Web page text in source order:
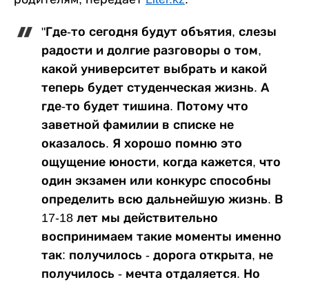
"Где-то сегодня будут объятия, слезы
радости и долгие разговоры о том,
какой университет выбрать и какой
теперь будет студенческая жизнь. А
где-то будет тишина. Потому что
заветной фамилии в списке не
оказалось. Я хорошо помню это
ощущение юности, когда кажется, что
один экзамен или конкурс способны
определить всю дальнейшую жизнь. В
17-18 лет мы действительно
воспринимаем такие моменты именно
так: получилось - дорога открыта, не
получилось - мечта отдаляется. Но